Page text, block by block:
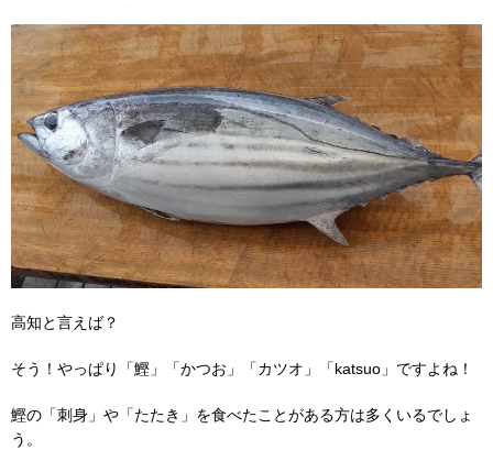
高知と言えば？
そう！やっぱり「鰹」「かつお」「カツオ」「katsuo」ですよね！
鰹の「刺身」や「たたき」を食べたことがある方は多くいるでしょ
う。